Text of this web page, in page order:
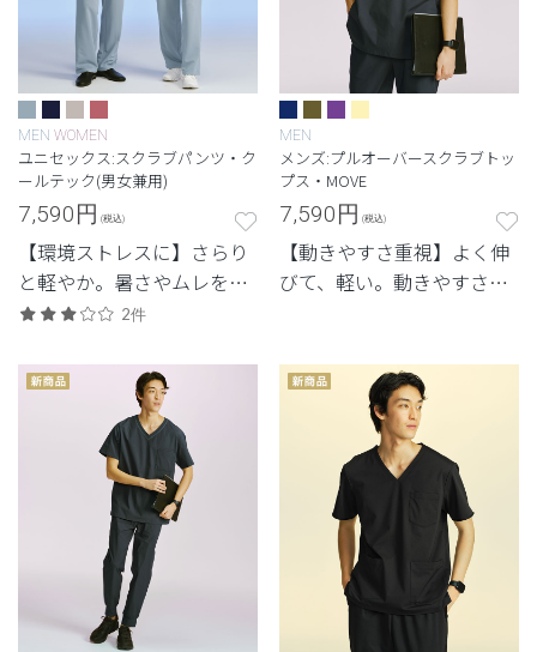
MEN WOMEN
ユニセックス:スクラブパンツ・ク
ールテック(男女兼用)
7,590円 (税込)
【環境ストレスに】さらり
と軽やか。暑さやムレを抑
え、快適さを重視した定
2件
MEN
メンズ:プルオーバースクラブトッ
プス・MOVE
7,590円 (税込)
【動きやすさ重視】よく伸
びて、軽い。動きやすさと